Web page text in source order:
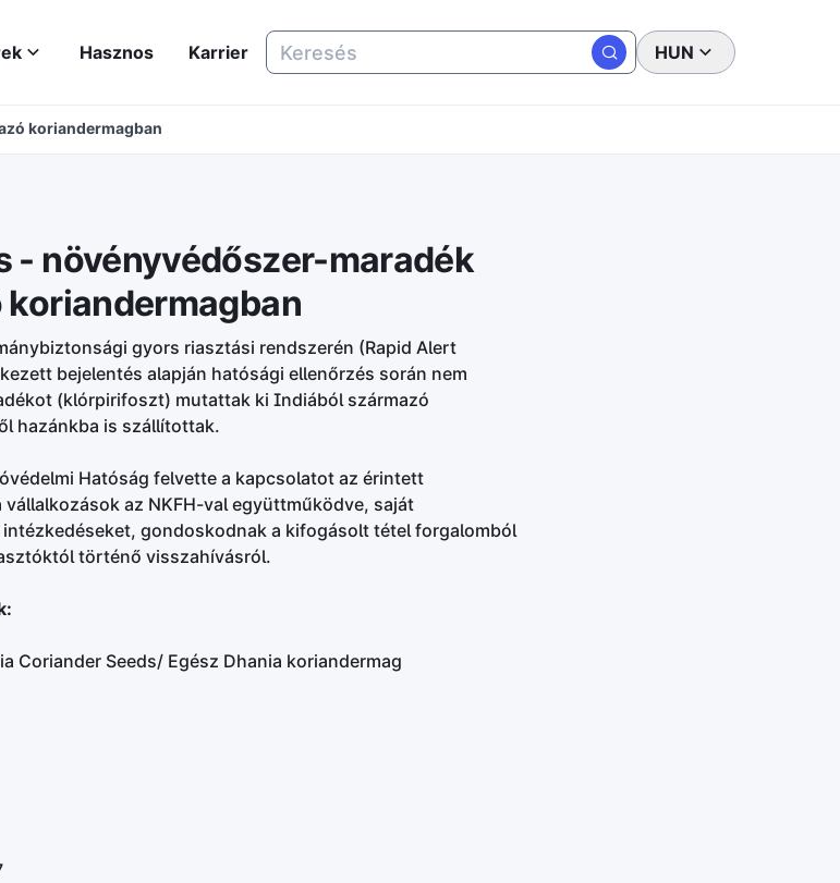
Hasznos Karrier HUN
koriandermagban
- növényvédőszer-maradék
gyors riasztási rendszerén (Rapid Alert
bejelentés alapján hatósági ellenőrzés során nem
(klórpirifoszt) mutattak ki Indiából származó
hazánkba is szállítottak.
Hatóság felvette a kapcsolatot az érintett
az NKFH-val együttműködve, saját
gondoskodnak a kifogásolt tétel forgalomból
történő visszahívásról.
Coriander Seeds/ Egész Dhania koriandermag